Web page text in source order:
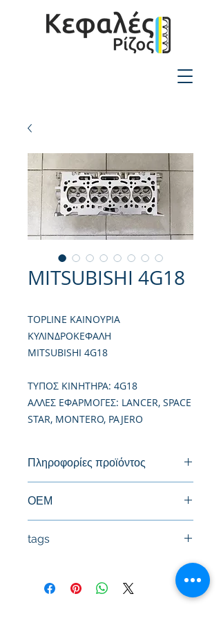
MITSUBISHI 4G18
TOPLINE ΚΑΙΝΟΥΡΙΑ
ΚΥΛΙΝΔΡΟΚΕΦΑΛΗ
MITSUBISHI 4G18
TΥΠΟΣ ΚΙΝΗΤΗΡΑ: 4G18
ΑΛΛΕΣ ΕΦΑΡΜΟΓΕΣ: LANCER, SPACE
STAR, MONTERO, PAJERO
Πληροφορίες προϊόντος
ΟΕΜ
tags
#Κυλινδροκεφαλή #Κεφαλάρι
#TPTOPLINE